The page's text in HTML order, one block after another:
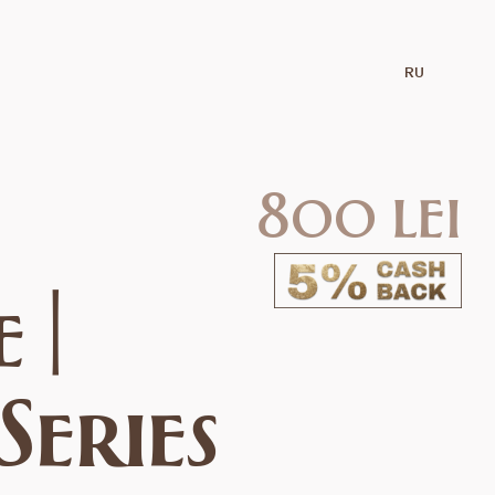
RU
|
800 lei